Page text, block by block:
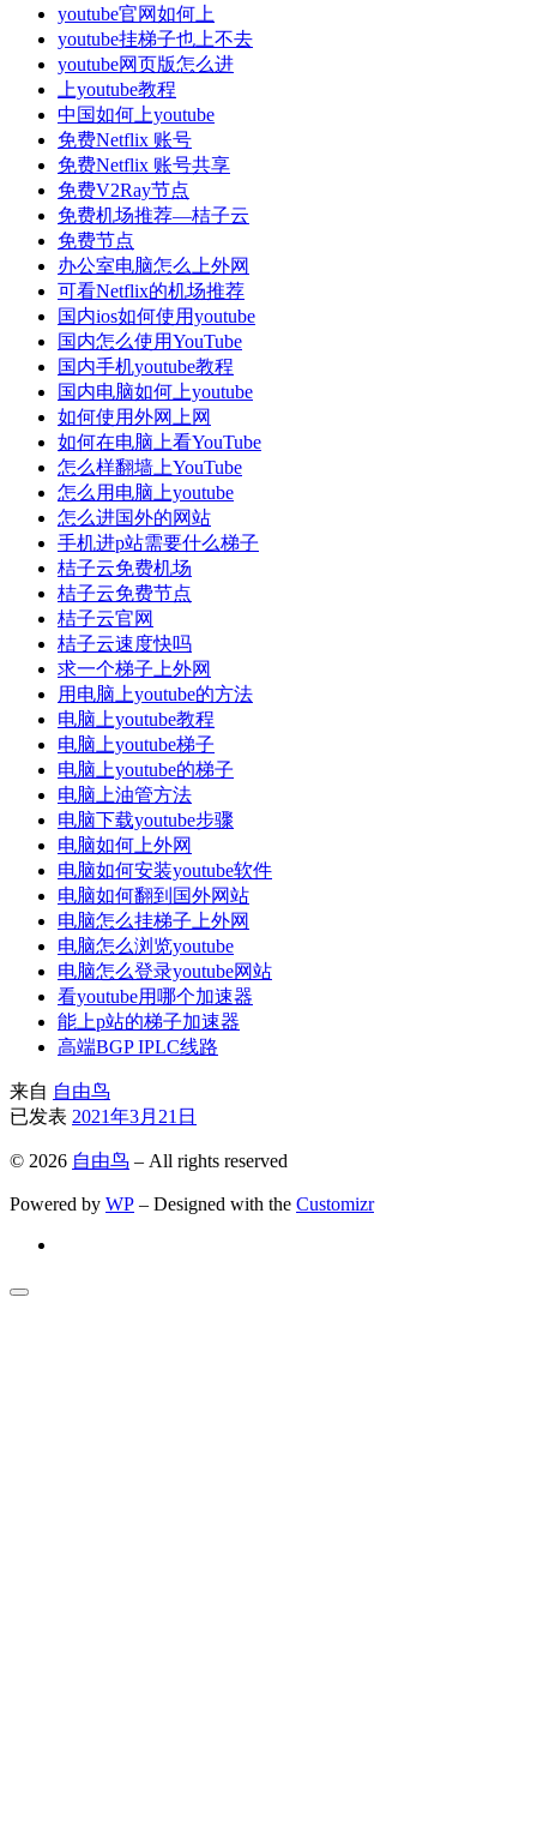
youtube官网如何上
youtube挂梯子也上不去
youtube网页版怎么进
上youtube教程
中国如何上youtube
免费Netflix 账号
免费Netflix 账号共享
免费V2Ray节点
免费机场推荐—桔子云
免费节点
办公室电脑怎么上外网
可看Netflix的机场推荐
国内ios如何使用youtube
国内怎么使用YouTube
国内手机youtube教程
国内电脑如何上youtube
如何使用外网上网
如何在电脑上看YouTube
怎么样翻墙上YouTube
怎么用电脑上youtube
怎么进国外的网站
手机进p站需要什么梯子
桔子云免费机场
桔子云免费节点
桔子云官网
桔子云速度快吗
求一个梯子上外网
用电脑上youtube的方法
电脑上youtube教程
电脑上youtube梯子
电脑上youtube的梯子
电脑上油管方法
电脑下载youtube步骤
电脑如何上外网
电脑如何安装youtube软件
电脑如何翻到国外网站
电脑怎么挂梯子上外网
电脑怎么浏览youtube
电脑怎么登录youtube网站
看youtube用哪个加速器
能上p站的梯子加速器
高端BGP IPLC线路
来自 自由鸟
已发表 2021年3月21日
© 2026 自由鸟 – All rights reserved
Powered by WP – Designed with the Customizr